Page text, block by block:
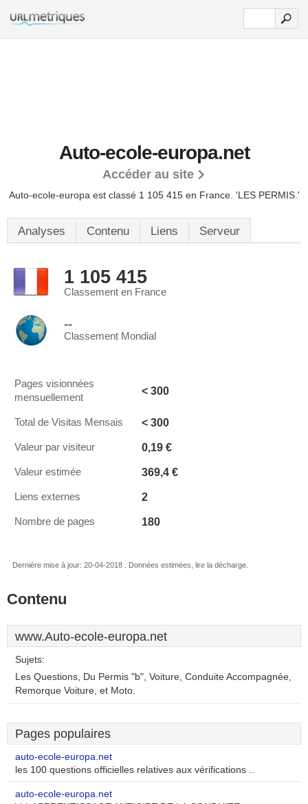
Auto-ecole-europa.net
Accéder au site
Auto-ecole-europa est classé 1 105 415 en France. 'LES PERMIS.'
Analyses Contenu Liens Serveur
1 105 415
Classement en France
--
Classement Mondial
Pages visionnées
mensuellement
< 300
Total de Visitas Mensais < 300
Valeur par visiteur 0,19 €
Valeur estimée 369,4 €
Liens externes 2
Nombre de pages 180
Dernière mise à jour: 20-04-2018 . Données estimées, lire la décharge.
Contenu
www.Auto-ecole-europa.net
Sujets:
Les Questions, Du Permis "b", Voiture, Conduite Accompagnée,
Remorque Voiture, et Moto.
Pages populaires
auto-ecole-europa.net
les 100 questions officielles relatives aux vérifications ..
auto-ecole-europa.net